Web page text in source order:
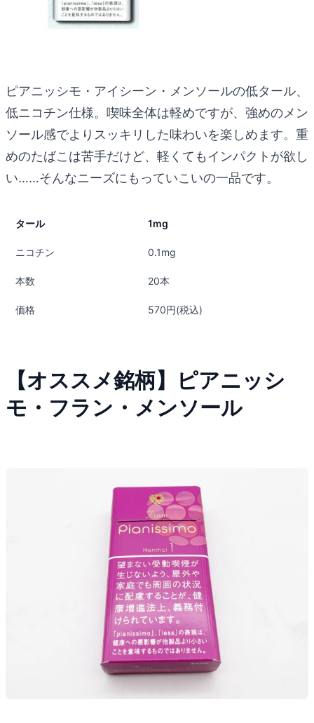
ピアニッシモ・アイシーン・メンソールの低タール、
低ニコチン仕様。喫味全体は軽めですが、強めのメン
ソール感でよりスッキリした味わいを楽しめます。重
めのたばこは苦手だけど、軽くてもインパクトが欲し
い……そんなニーズにもっていこいの一品です。
タール 1mg
ニコチン 0.1mg
本数 20本
価格 570円(税込)
【オススメ銘柄】ピアニッシ
モ・フラン・メンソール